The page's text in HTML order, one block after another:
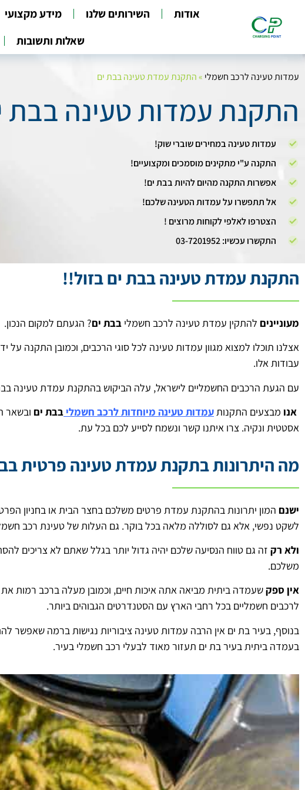
אודות השירותים שלנו מידע מקצועי
שאלות ותשובות
עמדות טעינה לרכב חשמלי »התקנת עמדת טעינה בבת ים
התקנת עמדות טעינה בבת
עמדות טעינה במחירים שוברי שוק!
התקנה ע"י מתקינים מוסמכים ומקצועיים!
אפשרות התקנה מהיום להיות בבת ים!
אל תתפשרו על עמדות הטעינה שלכם!
הצטרפו לאלפי לקוחות מרוצים !
התקשרו עכשיו: 03-7201952
התקנת עמדת טעינה בבת ים בזול!!
מעוניינים להתקין עמדת טעינה לרכב חשמלי בבת ים? הגעתם למקום הנכון.
אצלנו תוכלו למצוא מגוון עמדות טעינה לכל סוגי הרכבים, וכמובן התקנה על
עבודות אלו.
עם הגעת הרכבים החשמליים לישראל, עלה הביקוש בהתקנת עמדת טעינה
אנו מבצעים התקנותעמדות טעינה מיוחדות לרכב חשמלי בבת ים ובשאר
אסטטית ונקיה. צרו איתנו קשר ונשמח לסייע לכם בכל עת.
מה היתרונות בתקנת עמדת טעינה פרטית
ישנם המון יתרונות בהתקנת עמדת פרטים משלכם בחצר הבית או בחניון
לשקט נפשי, אלא גם לסוללה מלאה בכל בוקר. גם העלות של טעינת רכב
ולא רק זה גם טווח הנסיעה שלכם יהיה גדול יותר בגלל שאתם לא צריכים
משלכם.
אין ספקשעמדה ביתית מביאה אתה איכות חיים, וכמובן מעלה ברכב רמות
לרכבים חשמליים בכל רחבי הארץ עם הסטנדרטים הגבוהים ביותר.
בנוסף, בעיר בת ים אין הרבה עמדות טעינה ציבוריות נגישות ברמה
בעמדה ביתית בעיר בת ים תעזור מאוד לבעלי רכב חשמלי בעיר.